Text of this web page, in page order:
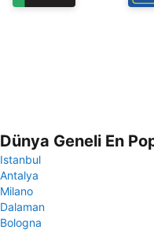
Dünya Geneli En
Istanbul
Antalya
Milano
Dalaman
Bologna